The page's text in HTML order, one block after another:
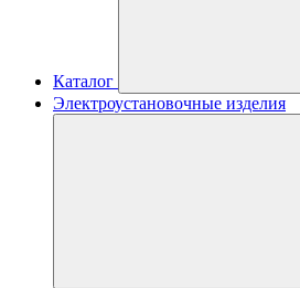
Каталог
Электроустановочные изделия